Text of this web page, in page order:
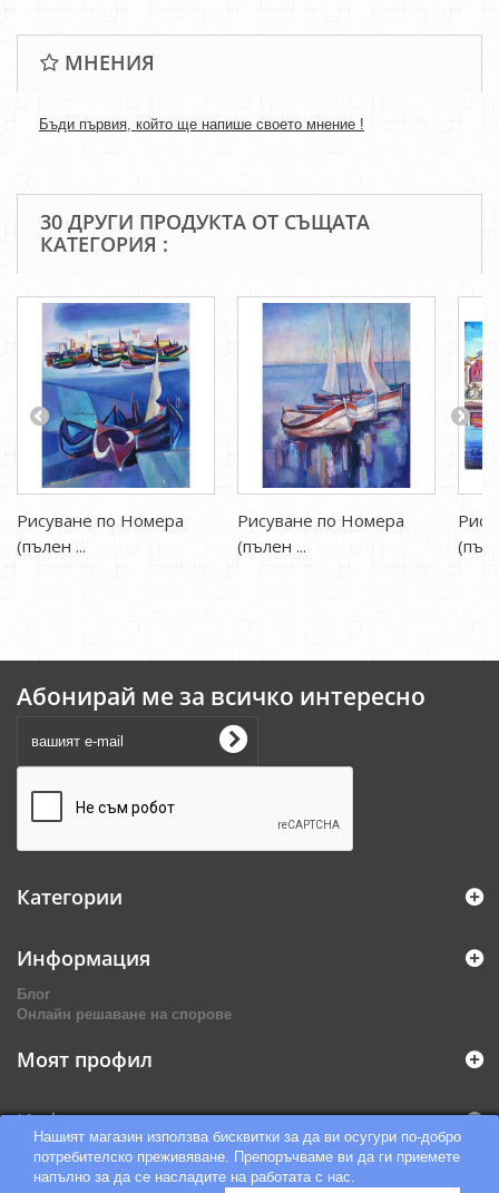
Нашият магазин използва бисквитки за да ви осугури по-добро
потребителско преживяване. Препоръчваме ви да ги приемете
напълно за да се насладите на работата с нас.
МНЕНИЯ
Бъди първия, който ще напише своето мнение !
30 ДРУГИ ПРОДУКТА ОТ СЪЩАТА
КАТЕГОРИЯ :
Рисуване по Номера
(пълен ...
Рисуване по Номера
(пълен ...
Абонирай ме за всичко интересно
Категории
Информация
Блог
Онлайн решаване на спорове
Моят профил
Информация за магазина